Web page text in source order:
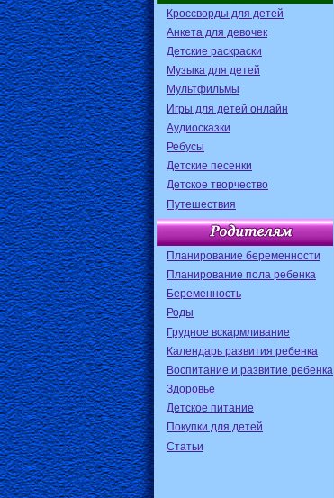
Кроссворды для детей
Анкета для девочек
Детские раскраски
Музыка для детей
Мультфильмы
Игры для детей онлайн
Аудиосказки
Ребусы
Детские песенки
Детское творчество
Путешествия
Планирование беременности
Планирование пола ребенка
Беременность
Роды
Грудное вскармливание
Календарь развития ребенка
Воспитание и развитие ребенка
Здоровье
Детское питание
Покупки для детей
Статьи